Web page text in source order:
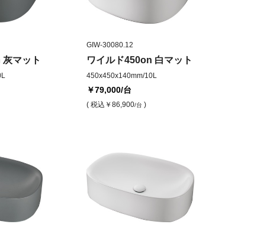
マット
GIW-30080.12
ワイルド450on 白マット
450x450x140mm/10L
￥79,000/台
( 税込 ￥86,900/台 )